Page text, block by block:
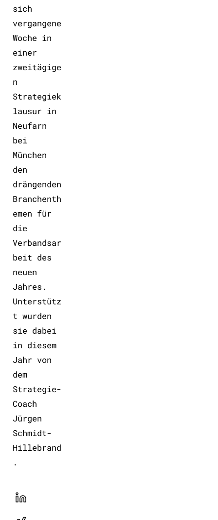
sich
vergangene
Woche in
einer
zweitägige
n
Strategiek
lausur in
Neufarn
bei
München
den
drängenden
Branchenth
emen für
die
Verbandsar
beit des
neuen
Jahres.
Unterstütz
t wurden
sie dabei
in diesem
Jahr von
dem
Strategie-
Coach
Jürgen
Schmidt-
Hillebrand
.
LinekdIn